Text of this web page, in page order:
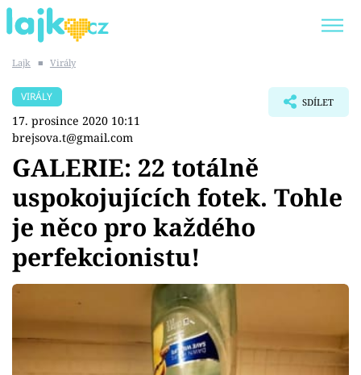
SHOPAHOLICADEL
Témata
Showbyznys
Youtubeři
Sex a vztahy
Lajk ■ Virály
VIRÁLY
17. prosince 2020 10:11
brejsova.t@gmail.com
SDÍLET
GALERIE: 22 totálně
uspokojujících fotek. Tohle
je něco pro každého
perfekcionistu!